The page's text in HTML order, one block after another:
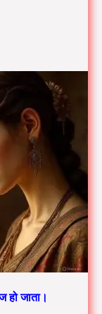
हो जाता।